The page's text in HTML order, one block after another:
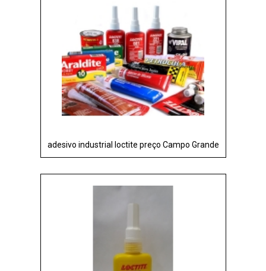
adesivo industrial loctite preço Campo Grande